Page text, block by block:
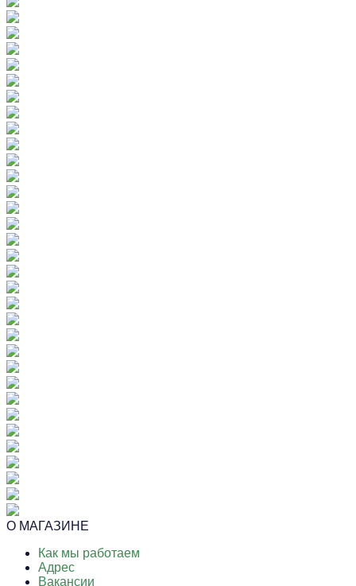
О МАГАЗИНЕ
Как мы работаем
Адрес
Вакансии